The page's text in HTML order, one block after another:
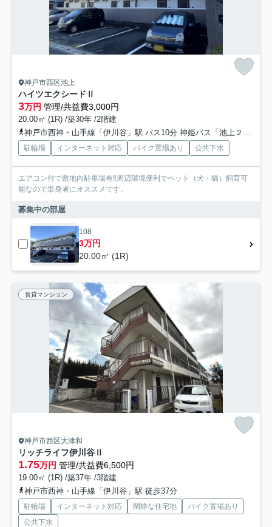
神戸市西区池上
ハイツエクシードⅡ
3万円 管理/共益費3,000円
20.00㎡ (1R) /築30年 /2階建
神戸市西神・山手線「伊川谷」駅 バス10分 神姫バス「池上２丁目」 停歩3分
駐輪場 インターネット対応 バイク置場あり 公共下水
エアコン付で敷地内駐車場有‼周辺環境便利でペット（犬・猫）飼育可
能なので単身者にオススメです。
募集中の部屋
108
3万円
20.00㎡ (1R)
賃貸マンション
神戸市西区大津和
リッチライフ伊川谷Ⅱ
1.75万円 管理/共益費6,500円
19.00㎡ (1R) /築37年 /3階建
神戸市西神・山手線「伊川谷」駅 徒歩37分
駐輪場 インターネット対応 閑静な住宅地
バイク置場あり
公共下水